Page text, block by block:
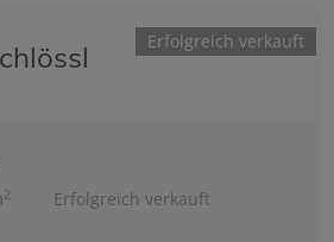
Erfolgreich verkauft
2 Erfolgreich verkauft